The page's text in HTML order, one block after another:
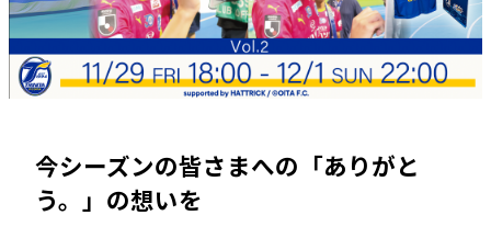
今シーズンの皆さまへの「ありがと
う。」の想いを